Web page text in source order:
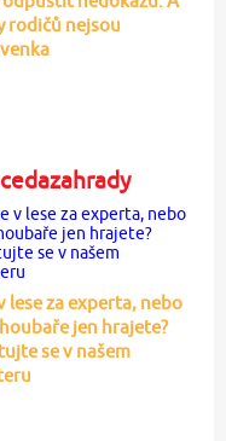
rodičů nejsou
lese za experta, nebo
jen hrajete?
se v našem